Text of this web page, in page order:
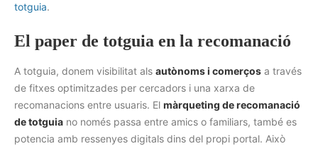
totguia.
El paper de totguia en la recomanació
A totguia, donem visibilitat als autònoms i comerços a través
de fitxes optimitzades per cercadors i una xarxa de
recomanacions entre usuaris. El màrqueting de recomanació
de totguia no només passa entre amics o familiars, també es
potencia amb ressenyes digitals dins del propi portal. Això